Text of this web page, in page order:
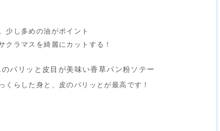
少し多めの油がポイント
ラマスを綺麗にカットする！
パリッと皮目が美味い香草パン粉ソテー
くらした身と、皮のパリッとが最高です！